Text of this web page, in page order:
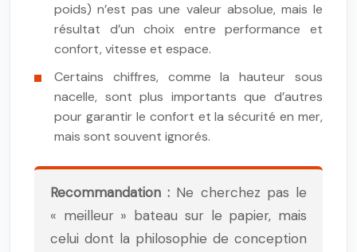
poids) n’est pas une valeur absolue, mais le
résultat d’un choix entre performance et
confort, vitesse et espace.
Certains chiffres, comme la hauteur sous
nacelle, sont plus importants que d’autres
pour garantir le confort et la sécurité en mer,
mais sont souvent ignorés.
Recommandation : Ne cherchez pas le
« meilleur » bateau sur le papier, mais
celui dont la philosophie de conception